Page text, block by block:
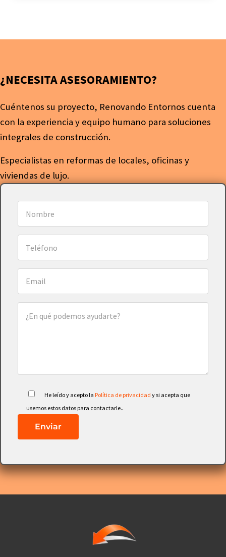
¿NECESITA ASESORAMIENTO?
Cuéntenos su proyecto, Renovando Entornos cuenta
con la experiencia y equipo humano para soluciones
integrales de construcción.
Especialistas en reformas de locales, oficinas y
viviendas de lujo.
He leído y acepto la Política de privacidady si acepta que
usemos estos datos para contactarle..